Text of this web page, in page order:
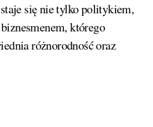
się nie tylko politykiem,
którego
różnorodność oraz